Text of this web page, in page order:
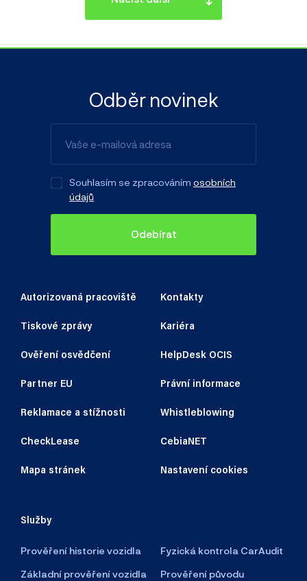
Autorizovaná pracoviště Kontakty
Tiskové zprávy Kariéra
Ověření osvědčení HelpDesk OCIS
Partner EU Právní informace
Reklamace a stížnosti Whistleblowing
CheckLease CebiaNET
Mapa stránek Nastavení cookies
Služby
Prověření historie vozidla
Fyzická kontrola CarAudit
Základní prověření vozidla
Prověření původu
Odběr novinek
Souhlasím se zpracováním osobních
údajů
Odebírat